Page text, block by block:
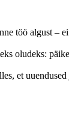
töö algust –
oludeks:
et